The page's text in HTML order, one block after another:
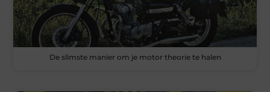
De slimste manier om je motor theorie te halen